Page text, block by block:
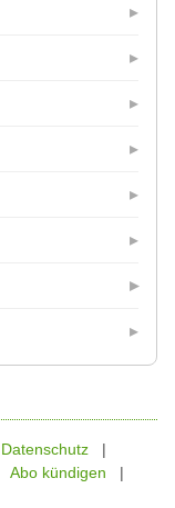
Datenschutz
Abo kündigen